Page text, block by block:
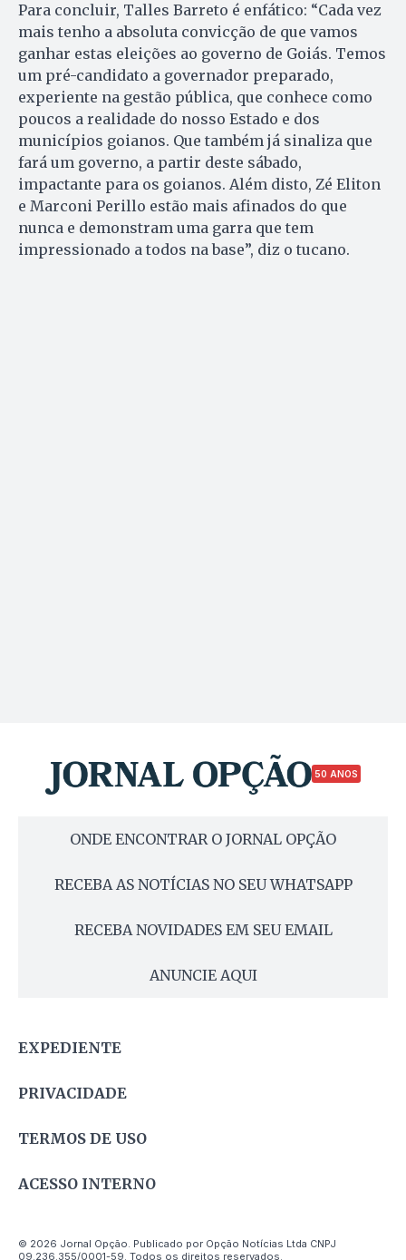
Para concluir, Talles Barreto é enfático: “Cada vez
mais tenho a absoluta convicção de que vamos
ganhar estas eleições ao governo de Goiás. Temos
um pré-candidato a governador preparado,
experiente na gestão pública, que conhece como
poucos a realidade do nosso Estado e dos
municípios goianos. Que também já sinaliza que
fará um governo, a partir deste sábado,
impactante para os goianos. Além disto, Zé Eliton
e Marconi Perillo estão mais afinados do que
nunca e demonstram uma garra que tem
impressionado a todos na base”, diz o tucano.
50 ANOS
ONDE ENCONTRAR O JORNAL OPÇÃO
RECEBA AS NOTÍCIAS NO SEU WHATSAPP
RECEBA NOVIDADES EM SEU EMAIL
ANUNCIE AQUI
EXPEDIENTE
PRIVACIDADE
TERMOS DE USO
ACESSO INTERNO
© 2026 Jornal Opção. Publicado por Opção Notícias Ltda CNPJ
09.236.355/0001-59. Todos os direitos reservados.